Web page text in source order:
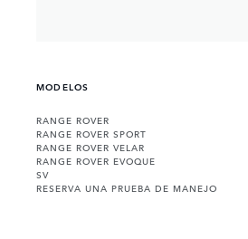
MODELOS
RANGE ROVER
RANGE ROVER SPORT
RANGE ROVER VELAR
RANGE ROVER EVOQUE
SV
RESERVA UNA PRUEBA DE MANEJO